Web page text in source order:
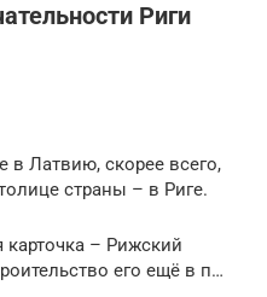
Риги
в Латвию, скорее всего,
страны – в Риге.
карточка – Рижский
его ещё в п…